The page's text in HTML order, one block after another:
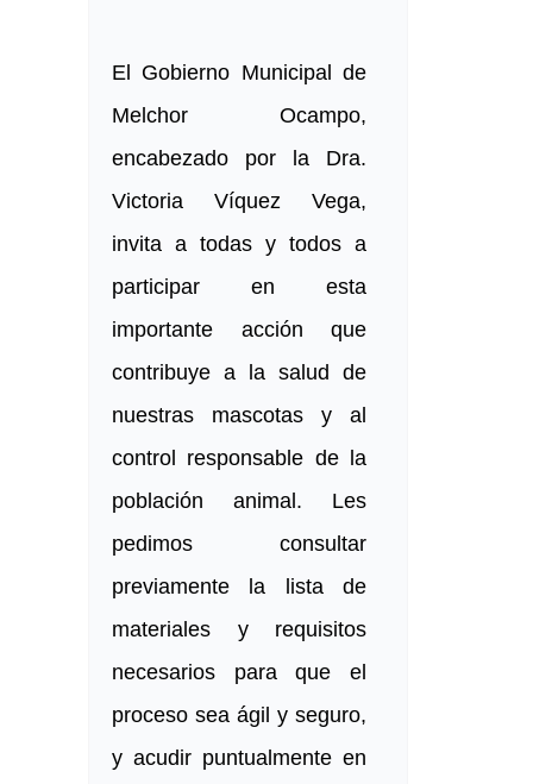
El Gobierno Municipal de
Melchor Ocampo,
encabezado por la Dra.
Victoria Víquez Vega,
invita a todas y todos a
participar en esta
importante acción que
contribuye a la salud de
nuestras mascotas y al
control responsable de la
población animal. Les
pedimos consultar
previamente la lista de
materiales y requisitos
necesarios para que el
proceso sea ágil y seguro,
y acudir puntualmente en